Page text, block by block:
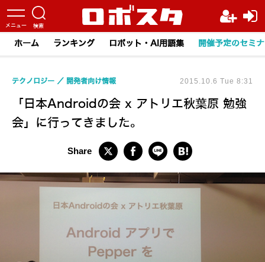
ホーム ランキング ロボット・AI用語集 開催予定のセミ
「日本Androidの会 x アトリエ秋葉原 勉強
会」に行ってきました。
テクノロジー 開発者向け情報 2015.10.6 Tue 8:31